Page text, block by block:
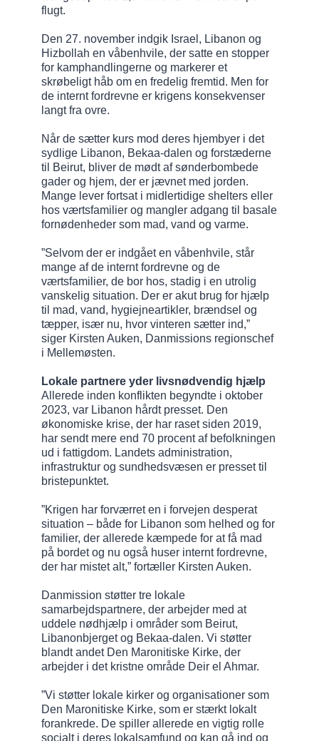
flugt.
Den 27. november indgik Israel, Libanon og
Hizbollah en våbenhvile, der satte en stopper
for kamphandlingerne og markerer et
skrøbeligt håb om en fredelig fremtid. Men for
de internt fordrevne er krigens konsekvenser
langt fra ovre.
Når de sætter kurs mod deres hjembyer i det
sydlige Libanon, Bekaa-dalen og forstæderne
til Beirut, bliver de mødt af sønderbombede
gader og hjem, der er jævnet med jorden.
Mange lever fortsat i midlertidige shelters eller
hos værtsfamilier og mangler adgang til basale
fornødenheder som mad, vand og varme.
”Selvom der er indgået en våbenhvile, står
mange af de internt fordrevne og de
værtsfamilier, de bor hos, stadig i en utrolig
vanskelig situation. Der er akut brug for hjælp
til mad, vand, hygiejneartikler, brændsel og
tæpper, især nu, hvor vinteren sætter ind,”
siger Kirsten Auken, Danmissions regionschef
i Mellemøsten.
Lokale partnere yder livsnødvendig hjælp
Allerede inden konflikten begyndte i oktober
2023, var Libanon hårdt presset. Den
økonomiske krise, der har raset siden 2019,
har sendt mere end 70 procent af befolkningen
ud i fattigdom. Landets administration,
infrastruktur og sundhedsvæsen er presset til
bristepunktet.
”Krigen har forværret en i forvejen desperat
situation – både for Libanon som helhed og for
familier, der allerede kæmpede for at få mad
på bordet og nu også huser internt fordrevne,
der har mistet alt,” fortæller Kirsten Auken.
Danmission støtter tre lokale
samarbejdspartnere, der arbejder med at
uddele nødhjælp i områder som Beirut,
Libanonbjerget og Bekaa-dalen. Vi støtter
blandt andet Den Maronitiske Kirke, der
arbejder i det kristne område Deir el Ahmar.
”Vi støtter lokale kirker og organisationer som
Den Maronitiske Kirke, som er stærkt lokalt
forankrede. De spiller allerede en vigtig rolle
socialt i deres lokalsamfund og kan gå ind og